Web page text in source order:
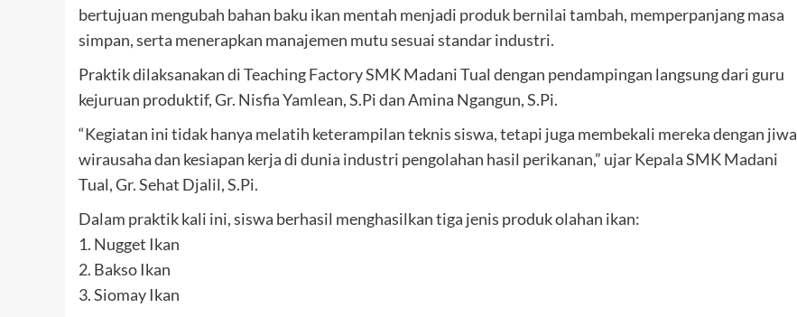
bertujuan mengubah bahan baku ikan mentah menjadi produk bernilai tambah, memperpanjang masa
simpan, serta menerapkan manajemen mutu sesuai standar industri.
Praktik dilaksanakan di Teaching Factory SMK Madani Tual dengan pendampingan langsung dari guru
kejuruan produktif, Gr. Nisfia Yamlean, S.Pi dan Amina Ngangun, S.Pi.
“Kegiatan ini tidak hanya melatih keterampilan teknis siswa, tetapi juga membekali mereka dengan jiwa
wirausaha dan kesiapan kerja di dunia industri pengolahan hasil perikanan,” ujar Kepala SMK Madani
Tual, Gr. Sehat Djalil, S.Pi.
Dalam praktik kali ini, siswa berhasil menghasilkan tiga jenis produk olahan ikan:
1. Nugget Ikan
2. Bakso Ikan
3. Siomay Ikan